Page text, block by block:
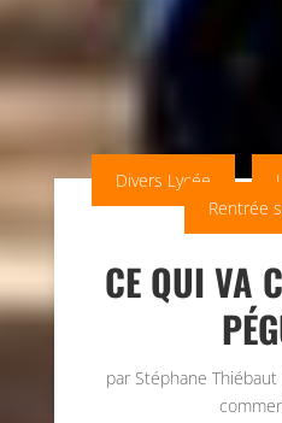
Divers Lycée
Rentrée
CE QUI VA
par Stéphane Thiébaut